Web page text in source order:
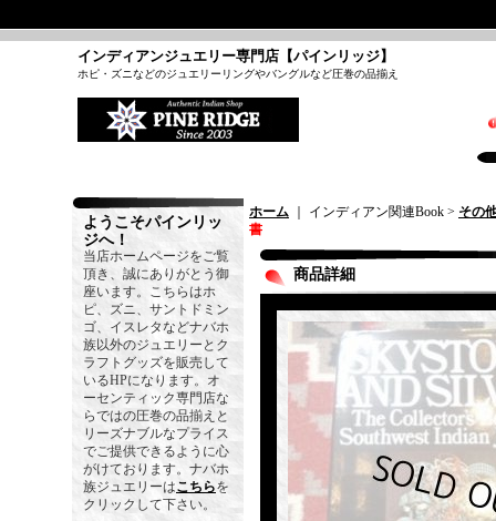
インディアンジュエリー専門店【パインリッジ】
ホピ・ズニなどのジュエリーリングやバングルなど圧巻の品揃え
ようこそパインリッ
ジへ！
当店ホームページをご覧
頂き、誠にありがとう御
座います。こちらはホ
ピ、ズニ、サントドミン
ゴ、イスレタなどナバホ
族以外のジュエリーとク
ラフトグッズを販売して
いるHPになります。オ
ーセンティック専門店な
らではの圧巻の品揃えと
リーズナブルなプライス
でご提供できるように心
がけております。ナバホ
族ジュエリーはこちらを
クリックして下さい。
ホーム ｜ インディアン関連Book > その
書
商品詳細